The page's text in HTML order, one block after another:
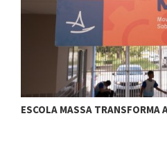
ESCOLA MASSA TRANSFORMA